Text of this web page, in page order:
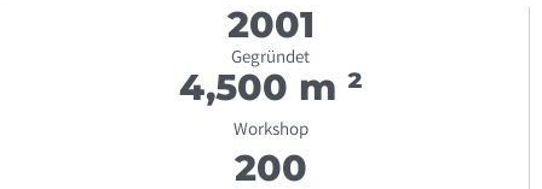
Gegründet
2001
Workshop
4,500 m ²
200